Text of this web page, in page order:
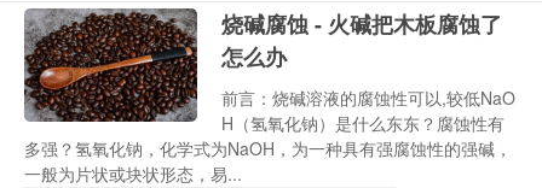
烧碱腐蚀 - 火碱把木板腐蚀了
怎么办
前言：烧碱溶液的腐蚀性可以,较低NaO
H（氢氧化钠）是什么东东？腐蚀性有
多强？氢氧化钠，化学式为NaOH，为一种具有强腐蚀性的强碱，
一般为片状或块状形态，易...